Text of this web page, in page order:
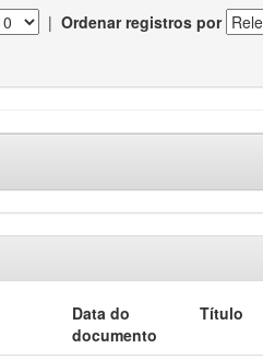
| Ordenar registros por
Data do
documento
Título